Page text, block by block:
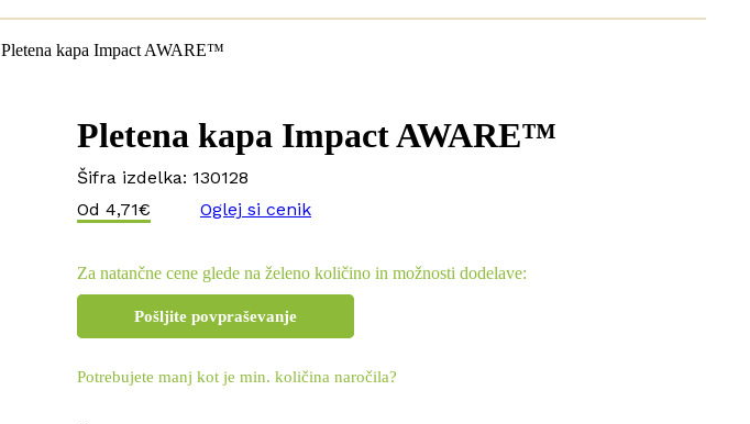
Pletena kapa Impact AWARE™
Pletena kapa Impact AWARE™
Šifra izdelka: 130128
Od 4,71€ Oglej si cenik
Za natančne cene glede na želeno količino in možnosti dodelave:
Pošljite povpraševanje
Potrebujete manj kot je min. količina naročila?